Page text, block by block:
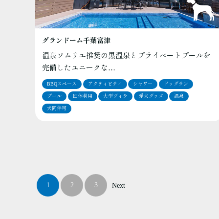
グランドーム千葉富津
温泉ソムリエ推奨の黒温泉とプライベートプールを
完備したユニークな…
BBQスペース アクティビティ シャワー ドッグラン
プール 団体利用 大型ヴィラ 愛犬グッズ 温泉
犬同伴可
1 2 3 Next